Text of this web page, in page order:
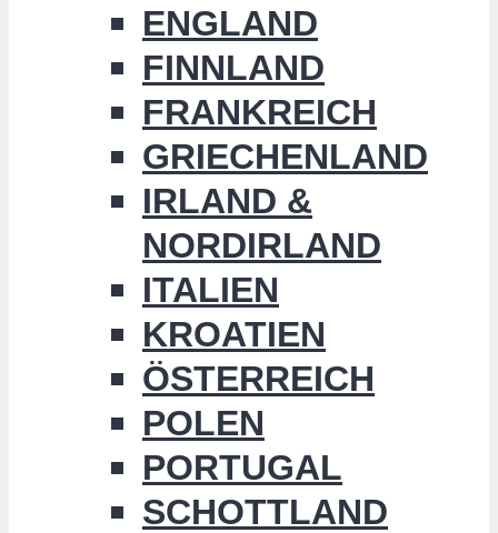
ENGLAND
FINNLAND
FRANKREICH
GRIECHENLAND
IRLAND &
NORDIRLAND
ITALIEN
KROATIEN
ÖSTERREICH
POLEN
PORTUGAL
SCHOTTLAND